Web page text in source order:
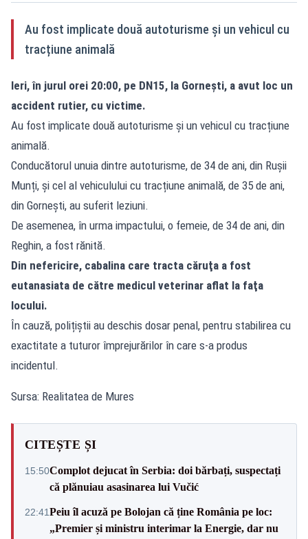
Au fost implicate două autoturisme și un vehicul cu
tracțiune animală
Ieri, în jurul orei 20:00, pe DN15, la Gornești, a avut loc un
accident rutier, cu victime.
Au fost implicate două autoturisme și un vehicul cu tracțiune
animală.
Conducătorul unuia dintre autoturisme, de 34 de ani, din Rușii
Munți, și cel al vehiculului cu tracțiune animală, de 35 de ani,
din Gornești, au suferit leziuni.
De asemenea, în urma impactului, o femeie, de 34 de ani, din
Reghin, a fost rănită.
Din nefericire, cabalina care tracta căruţa a fost
eutanasiata de către medicul veterinar aflat la faţa
locului.
În cauză, polițiștii au deschis dosar penal, pentru stabilirea cu
exactitate a tuturor împrejurărilor în care s-a produs
incidentul.
Sursa: Realitatea de Mures
CITEȘTE ȘI
15:50Complot dejucat în Serbia: doi bărbați, suspectați
că plănuiau asasinarea lui Vučić
22:41Peiu îl acuză pe Bolojan că ține România pe loc:
„Premier și ministru interimar la Energie, dar nu